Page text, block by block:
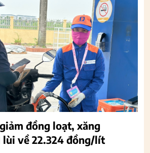
đồng loạt, xăng
lùi về 22.324 đồng/lít